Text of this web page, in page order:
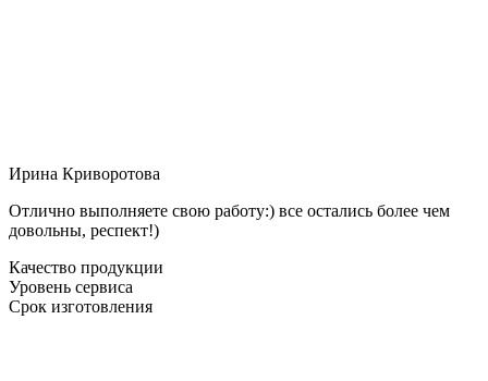
Ирина Криворотова
Отлично выполняете свою работу:) все остались более чем
довольны, респект!)
Качество продукции
Уровень сервиса
Срок изготовления